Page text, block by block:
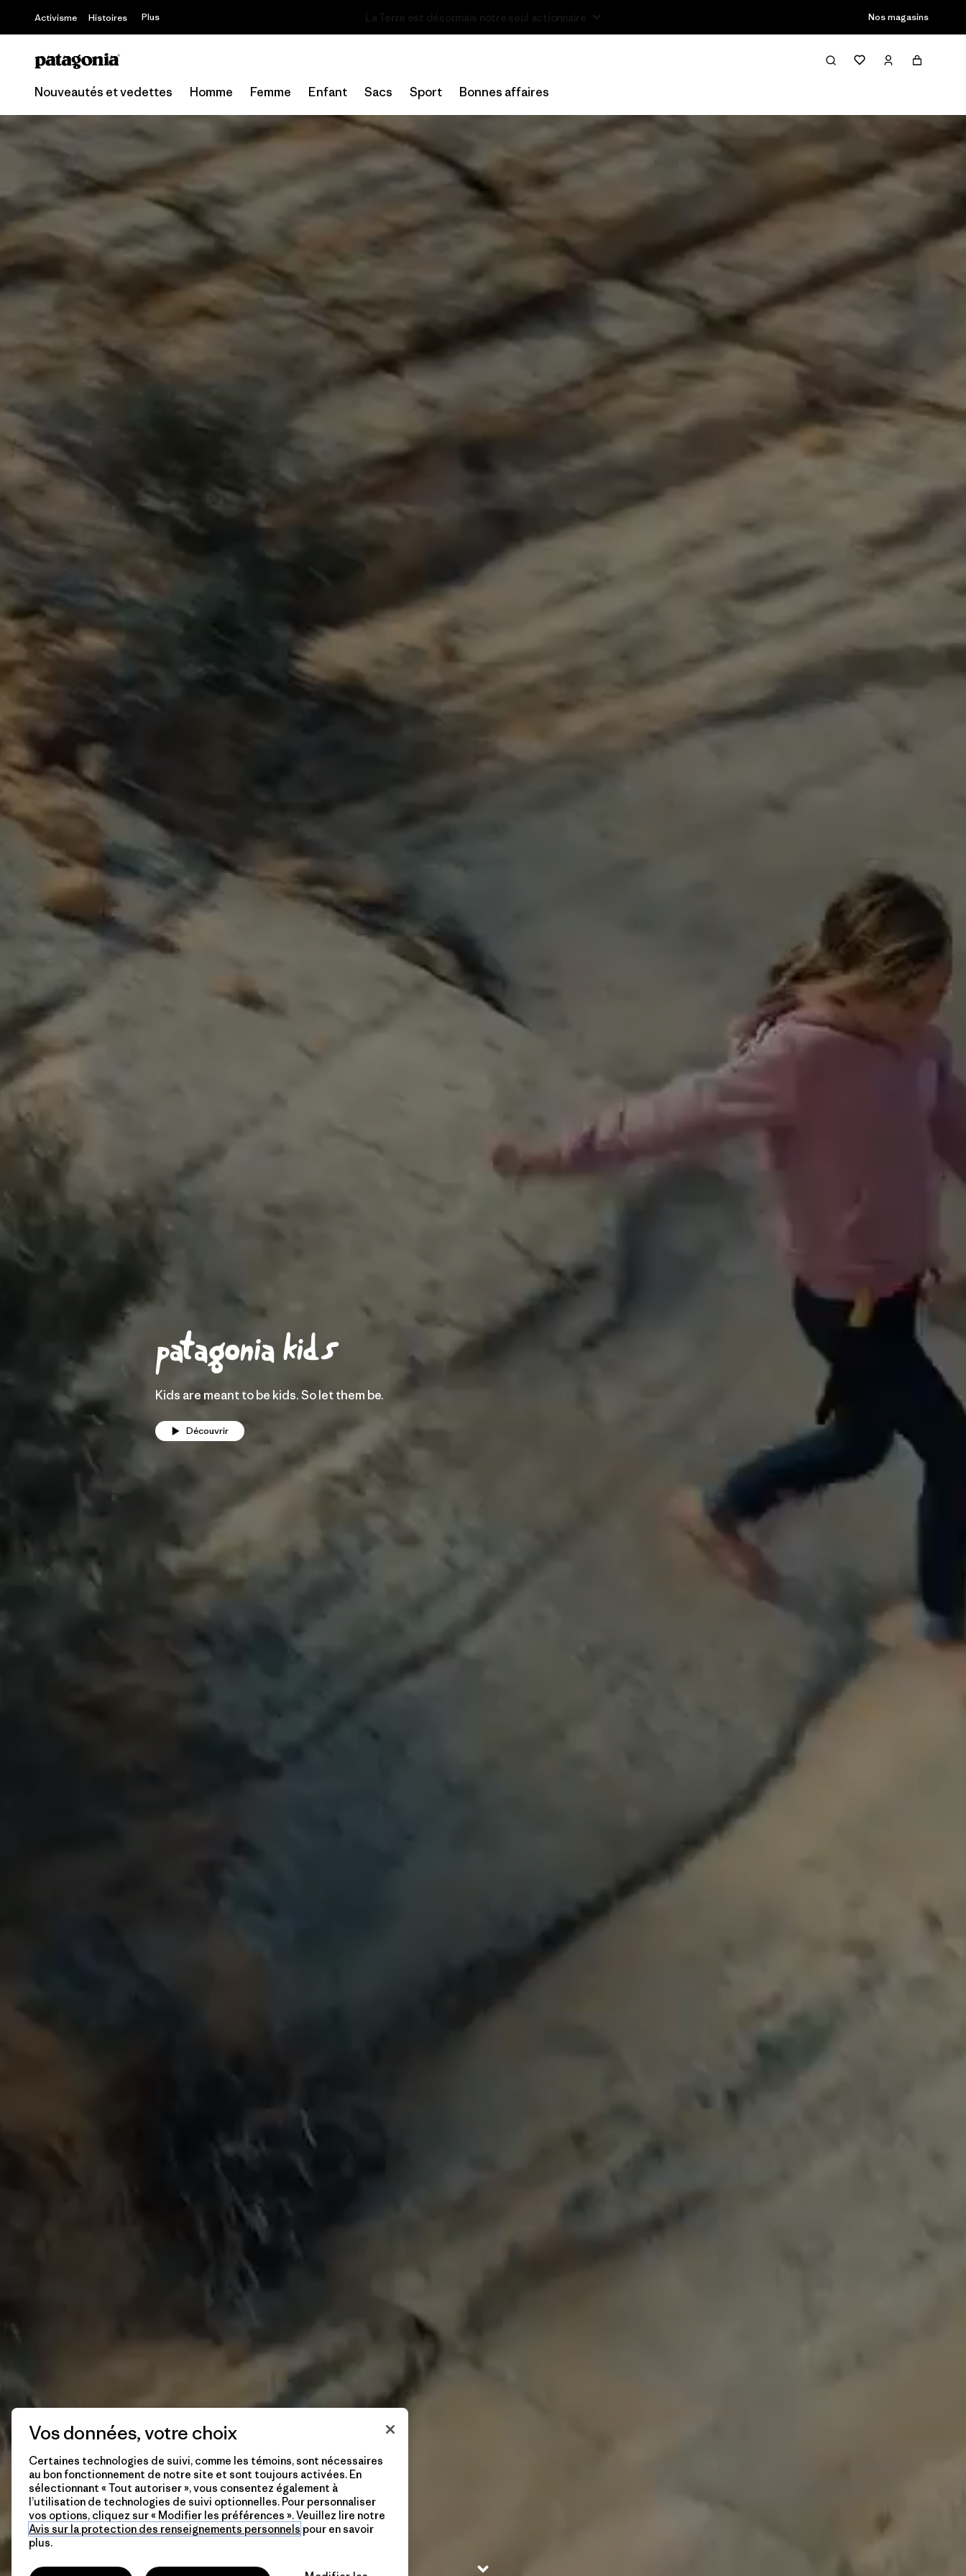
Activisme Histoires Plus Nos magasins
Nouveautés et vedettes Homme Femme Enfant Sacs Sport Bonnes affaires
Kids are meant to be kids. So let them be.
Découvrir
Vos données, votre choix
Certaines technologies de suivi, comme les témoins, sont nécessaires
au bon fonctionnement de notre site et sont toujours activées. En
sélectionnant « Tout autoriser », vous consentez également à
l’utilisation de technologies de suivi optionnelles. Pour personnaliser
vos options, cliquez sur « Modifier les préférences ». Veuillez lire notre
Avis sur la protection des renseignements personnels pour en savoir
plus.